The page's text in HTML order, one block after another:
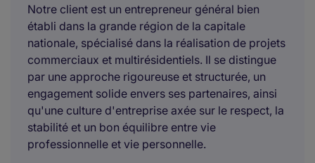
Notre client est un entrepreneur général bien
établi dans la grande région de la capitale
nationale, spécialisé dans la réalisation de projets
commerciaux et multirésidentiels. Il se distingue
par une approche rigoureuse et structurée, un
engagement solide envers ses partenaires, ainsi
qu'une culture d'entreprise axée sur le respect, la
stabilité et un bon équilibre entre vie
professionnelle et vie personnelle.